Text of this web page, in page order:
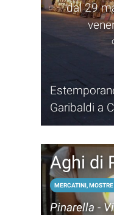
dal 29
Garibaldi a
Aghi di
MERCATINI,
Pinarella -